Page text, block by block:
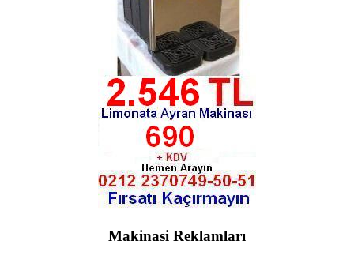
Makinasi Reklamları